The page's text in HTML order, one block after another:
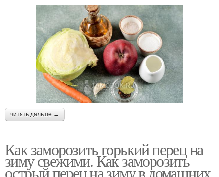
читать дальше →
Как заморозить горький перец на
зиму свежими. Как заморозить
острый перец на зиму в домашних